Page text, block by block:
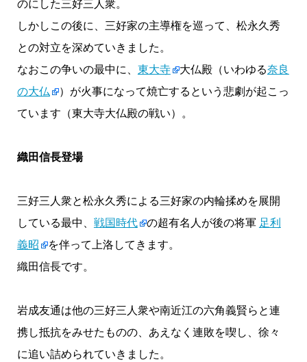
のにした三好三人衆。
しかしこの後に、三好家の主導権を巡って、松永久秀
との対立を深めていきました。
なおこの争いの最中に、 東大寺 大仏殿（いわゆる奈良
の大仏
）が火事になって焼亡するという悲劇が起こっ
ています（東大寺大仏殿の戦い）。
織田信長登場
三好三人衆と松永久秀による三好家の内輪揉めを展開
している最中、 戦国時代 の超有名人が後の将軍 足利
義昭
を伴って上洛してきます。
織田信長です。
岩成友通は他の三好三人衆や南近江の六角義賢らと連
携し抵抗をみせたものの、あえなく連敗を喫し、徐々
に追い詰められていきました。